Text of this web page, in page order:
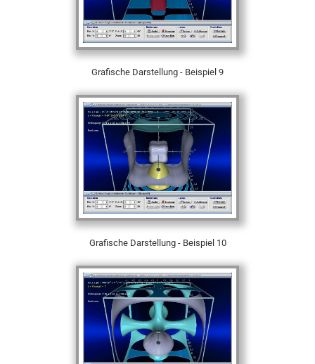
Grafische Darstellung - Beispiel 9
Grafische Darstellung - Beispiel 10